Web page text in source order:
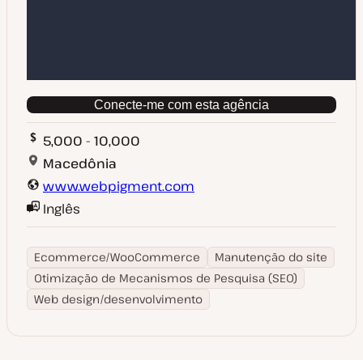
Conecte-me com esta agência
5,000 - 10,000
Macedônia
www.webpigment.com
Inglês
Ecommerce/WooCommerce
Manutenção do site
Otimização de Mecanismos de Pesquisa (SEO)
Web design/desenvolvimento